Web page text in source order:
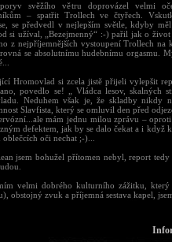
svěžího větru doprovázel velmi
– spatřit Trollech ve čtyřech.
se předvedl v nejlepším světle, kdyby
si užíval, „Bezejmenný“ :-) pařil jak o
z nejpříjemnějších vystoupení Trollech
se absolutnímu hudebnímu orgasmu.
Hromovlad si zcela jistě přijeli vylepšit
povedlo se! „ Vládca lesov, skalných
Neduhem však je, že skladby nikdy
Slavfista, který se omluvil den před
mám jednu milou zprávu –
defektem, jak by se dalo čekat a i když
oči nechat ;-)...
jsem bohužel přítomen nebyl, report
velmi dobrého kulturního zážitku,
obstojný zvuk a příjemná sestava kapel,